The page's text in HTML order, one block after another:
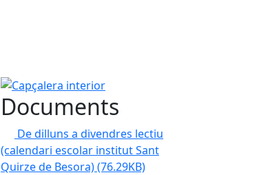
Capçalera interior
Documents
De dilluns a divendres lectiu
(calendari escolar institut Sant
Quirze de Besora)(76.29KB)